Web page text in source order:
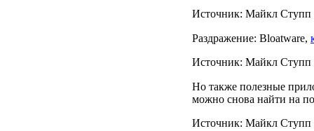
Источник: Майкл Ступп
Раздражение: Bloatware,
Источник: Майкл Ступп
Но также полезные
можно снова найти на
Источник: Майкл Ступп